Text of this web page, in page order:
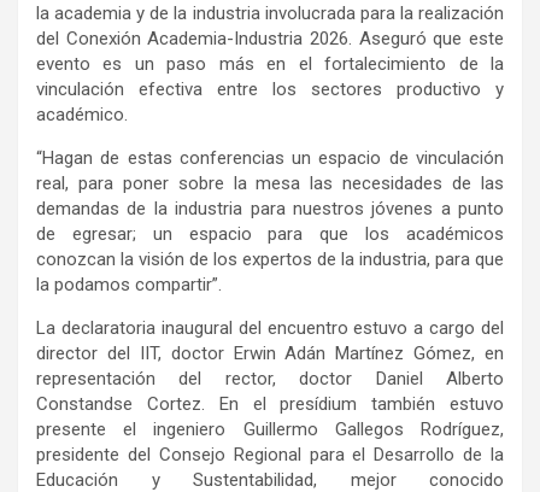
la academia y de la industria involucrada para la realización
del Conexión Academia-Industria 2026. Aseguró que este
evento es un paso más en el fortalecimiento de la
vinculación efectiva entre los sectores productivo y
académico.
“Hagan de estas conferencias un espacio de vinculación
real, para poner sobre la mesa las necesidades de las
demandas de la industria para nuestros jóvenes a punto
de egresar; un espacio para que los académicos
conozcan la visión de los expertos de la industria, para que
la podamos compartir”.
La declaratoria inaugural del encuentro estuvo a cargo del
director del IIT, doctor Erwin Adán Martínez Gómez, en
representación del rector, doctor Daniel Alberto
Constandse Cortez. En el presídium también estuvo
presente el ingeniero Guillermo Gallegos Rodríguez,
presidente del Consejo Regional para el Desarrollo de la
Educación y Sustentabilidad, mejor conocido